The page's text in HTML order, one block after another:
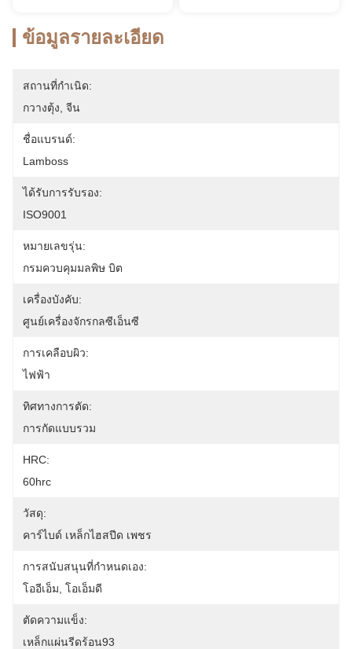
ข้อมูลรายละเอียด
สถานที่กำเนิด:
กวางตุ้ง, จีน
ชื่อแบรนด์:
Lamboss
ได้รับการรับรอง:
ISO9001
หมายเลขรุ่น:
กรมควบคุมมลพิษ บิต
เครื่องบังคับ:
ศูนย์เครื่องจักรกลซีเอ็นซี
การเคลือบผิว:
ไฟฟ้า
ทิศทางการตัด:
การกัดแบบรวม
HRC:
60hrc
วัสดุ:
คาร์ไบด์ เหล็กไฮสปีด เพชร
การสนับสนุนที่กำหนดเอง:
โออีเอ็ม, โอเอ็มดี
ตัดความแข็ง:
เหล็กแผ่นรีดร้อน93